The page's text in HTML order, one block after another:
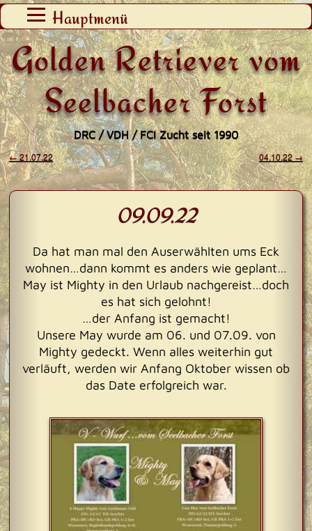
Golden Retriever vom
Seelbacher Forst
DRC / VDH / FCI Zucht seit 1990
Hauptmenü
Zum
Inhalt
springen
Beitragsnavigation
←21.07.22 04.10.22→
09.09.22
Da hat man mal den Auserwählten ums Eck
wohnen…dann kommt es anders wie geplant…
May ist Mighty in den Urlaub nachgereist…doch
es hat sich gelohnt!
…der Anfang ist gemacht!
Unsere May wurde am 06. und 07.09. von
Mighty gedeckt. Wenn alles weiterhin gut
verläuft, werden wir Anfang Oktober wissen ob
das Date erfolgreich war.